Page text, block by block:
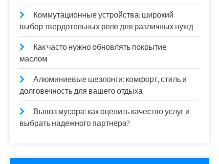
Коммутационные устройства: широкий
выбор твердотельных реле для различных нужд
Как часто нужно обновлять покрытие
маслом
Алюминиевые шезлонги: комфорт, стиль и
долговечность для вашего отдыха
Вывоз мусора: как оценить качество услуг и
выбрать надежного партнера?